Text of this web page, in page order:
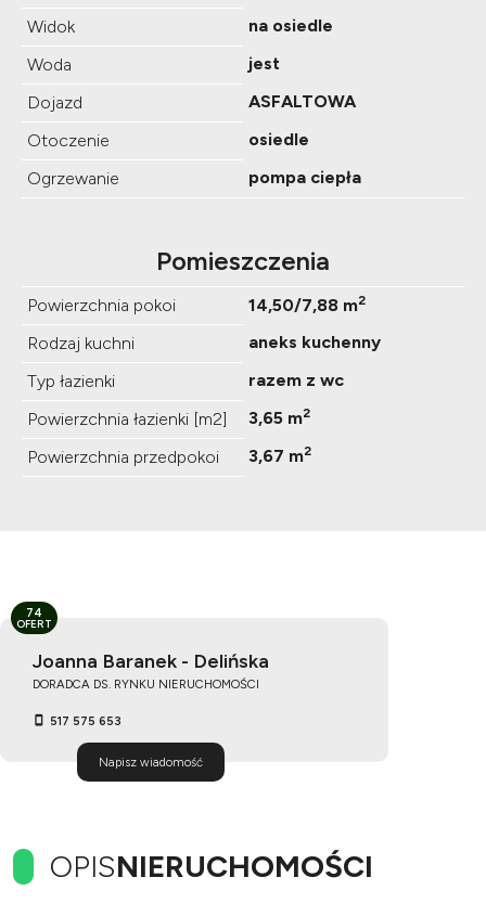
Widok
na osiedle
Woda
jest
Dojazd
ASFALTOWA
Otoczenie
osiedle
Ogrzewanie
pompa ciepła
Pomieszczenia
Powierzchnia pokoi 14,50/7,88 m2
Rodzaj kuchni
aneks kuchenny
Typ łazienki
razem z wc
Powierzchnia łazienki [m2]
3,65 m2
Powierzchnia przedpokoi 3,67 m2
Joanna Baranek - Delińska
DORADCA DS. RYNKU NIERUCHOMOŚCI
517 575 653
Napisz wiadomość
74
OFERT
OPISNIERUCHOMOŚCI